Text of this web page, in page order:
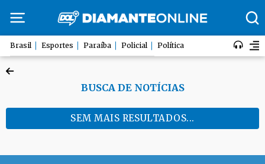
Brasil Esportes Paraíba Policial Política
BUSCA DE NOTÍCIAS
SEM MAIS RESULTADOS...